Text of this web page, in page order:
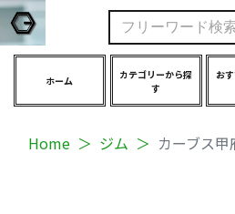
ホーム
カテゴリーから探
す
お
Home ジム カーブス甲